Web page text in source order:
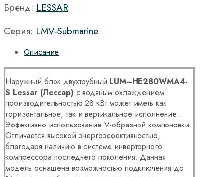
Бренд: LESSAR
Серия: LMV-Submarine
Описание
Наружный блок двухтрубный LUM–HE280WMA4-
S Lessar (Лессар) с водяным охлаждением
производительностью 28 кВт может иметь как
горизонтальное, так и вертикальное исполнение.
Эффективно использование V-образной компоновки.
Отличается высокой энергоэффективностью,
благодаря наличию в системе инверторного
компрессора последнего поколения. Данная
модель оснащена возможностью подключения до